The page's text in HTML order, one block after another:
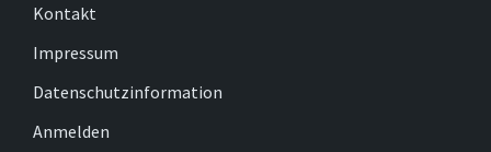
Kontakt
Impressum
Datenschutzinformation
Anmelden